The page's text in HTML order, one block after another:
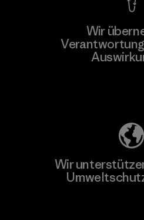
Wir
Wir